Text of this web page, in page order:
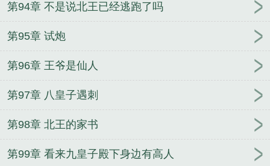
第94章 不是说北王已经逃跑了吗
第95章 试炮
第96章 王爷是仙人
第97章 八皇子遇刺
第98章 北王的家书
第99章 看来九皇子殿下身边有高人